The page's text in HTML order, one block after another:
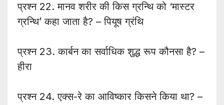
प्रश्न 22. मानव शरीर की किस ग्रन्थि को ‘मास्टर
ग्रन्थि’ कहा जाता है? – पियूष ग्रंथि
प्रश्न 23. कार्बन का सर्वाधिक शुद्ध रूप कौनसा है? –
हीरा
प्रश्न 24. एक्स-रे का आविष्कार किसने किया था? –